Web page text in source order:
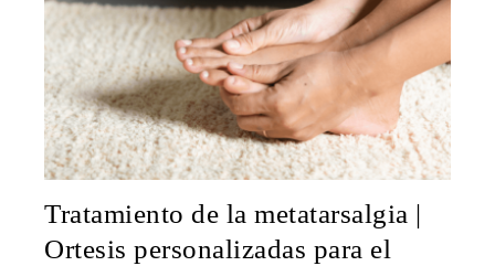
Tratamiento de la metatarsalgia |
Ortesis personalizadas para el